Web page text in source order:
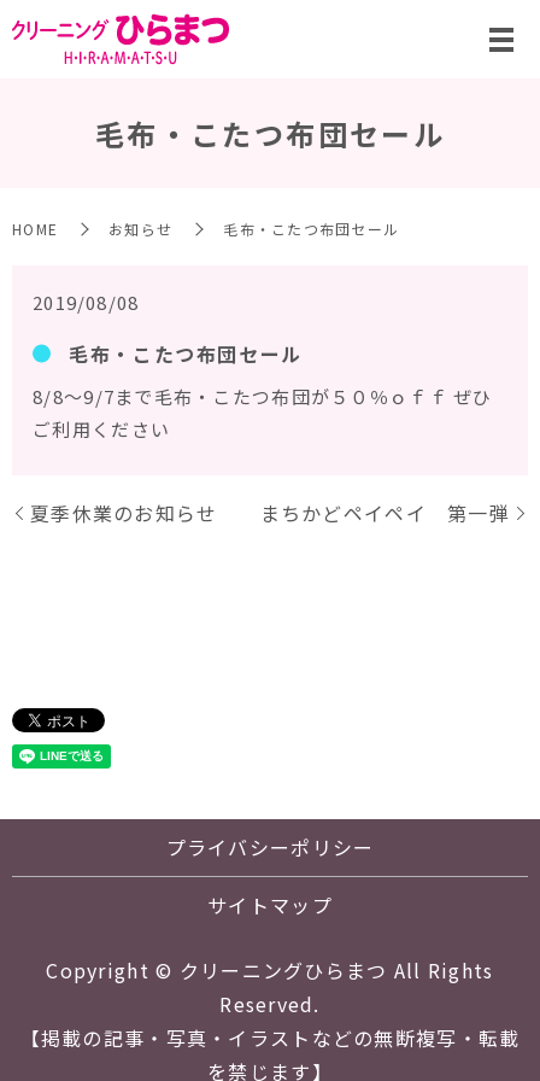
毛布・こたつ布団セール
HOME お知らせ 毛布・こたつ布団セール
2019/08/08
毛布・こたつ布団セール
8/8～9/7まで毛布・こたつ布団が５０％ｏｆｆ ぜひ
ご利用ください
夏季休業のお知らせ まちかどペイペイ 第一弾
プライバシーポリシー
サイトマップ
Copyright © クリーニングひらまつ All Rights
Reserved.
【掲載の記事・写真・イラストなどの無断複写・転載
を禁じます】